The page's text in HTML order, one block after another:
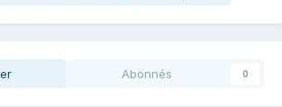
Abonnés 0